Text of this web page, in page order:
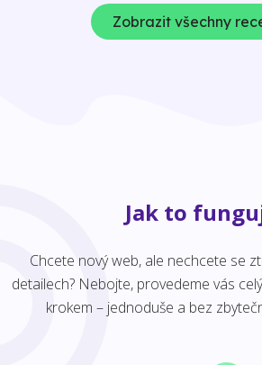
Zobrazit všechny
Jak to
Chcete nový web, ale nechcete se
detailech? Nebojte, provedeme vás
krokem – jednoduše a bez